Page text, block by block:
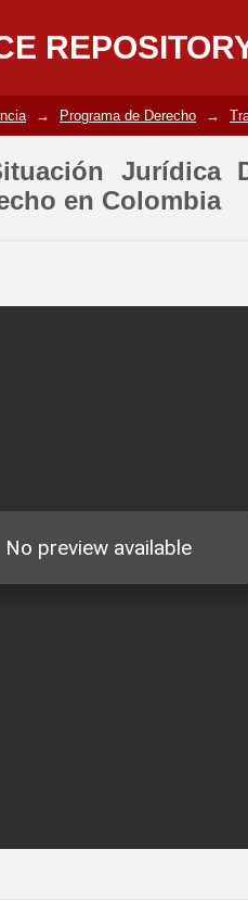
Jurídica
→ Programa de Derecho →
Jurídica
en Colombia